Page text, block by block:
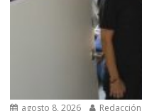
agosto 8, 2026 Redacción